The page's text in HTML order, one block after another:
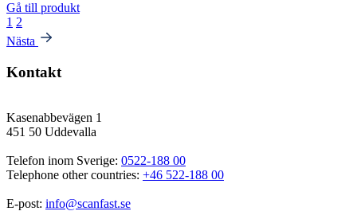
Gå till produkt
1 2
Nästa
Kontakt
Kasenabbevägen 1
451 50 Uddevalla
Telefon inom Sverige: 0522-188 00
Telephone other countries: +46 522-188 00
E-post: info@scanfast.se